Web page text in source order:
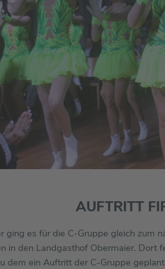
AUFTRITT
ging es für die C-Gruppe gleich zum
in den Landgasthof Obermaier. Dort
dem ein Auftritt der C-Gruppe